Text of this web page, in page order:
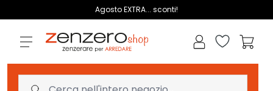
Agosto EXTRA... sconti!
Lista dei